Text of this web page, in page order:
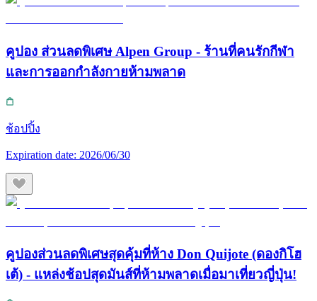
คูปอง ส่วนลดพิเศษ Alpen Group - ร้านที่คนรักกีฬา
และการออกกำลังกายห้ามพลาด
ช้อปปิ้ง
Expiration date: 2026/06/30
คูปองส่วนลดพิเศษสุดคุ้มที่ห้าง Don Quijote (ดองกิโฮ
เต้) - แหล่งช้อปสุดมันส์ที่ห้ามพลาดเมื่อมาเที่ยวญี่ปุ่น!